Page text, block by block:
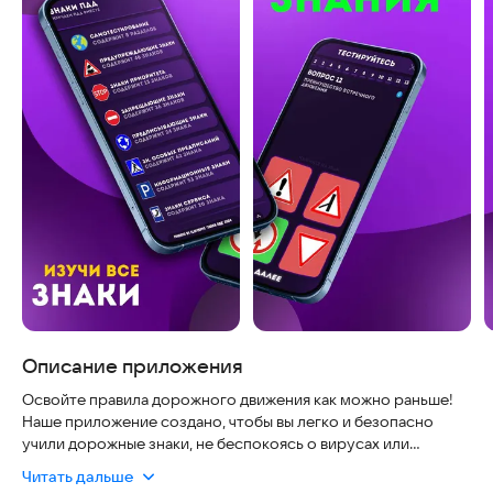
Описание приложения
Освойте правила дорожного движения как можно раньше!
Наше приложение создано, чтобы вы легко и безопасно
учили дорожные знаки, не беспокоясь о вирусах или
только на вашем устройстве, а интерфейс работает плавно
Читать дальше